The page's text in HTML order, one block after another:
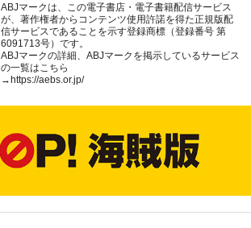
ABJマークは、この電子書店・電子書籍配信サービス
が、著作権者からコンテンツ使用許諾を得た正規版配
信サービスであることを示す登録商標（登録番号 第
6091713号）です。
ABJマークの詳細、ABJマークを掲示しているサービス
の一覧はこちら
→https://aebs.or.jp/